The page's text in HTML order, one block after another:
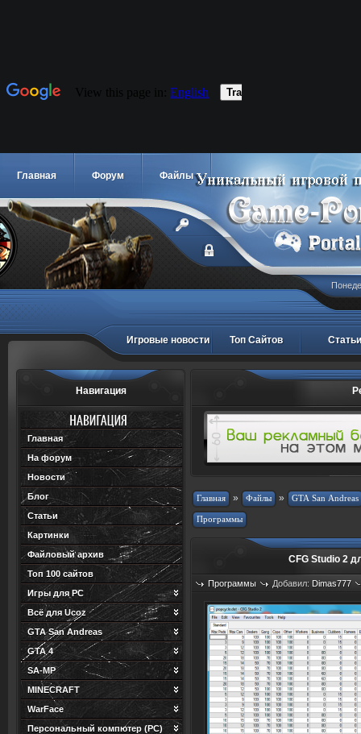
Главная Форум Файлы
Игровые новости Топ Сайтов Статьи
Навигация
Главная
На форум
Новости
Блог
Статьи
Картинки
Файловый архив
Топ 100 сайтов
Игры для PC
Всё для Ucoz
GTA San Andreas
GTA 4
SA-MP
MINECRAFT
WarFace
Персональный компютер (PC)
» »
CFG Studio 2
Программы Добавил: Dimas777